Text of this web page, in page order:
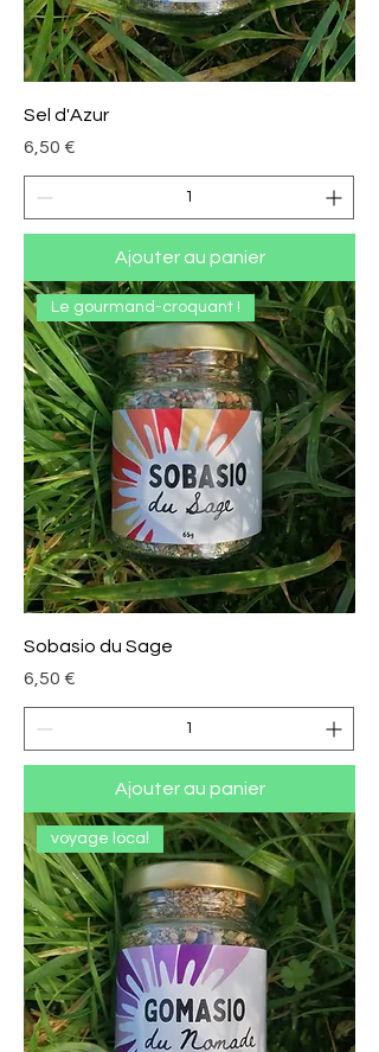
Sel d'Azur
Prix
6,50 €
Ajouter au panier
Le gourmand-croquant !
Sobasio du Sage
Prix
6,50 €
Ajouter au panier
voyage local